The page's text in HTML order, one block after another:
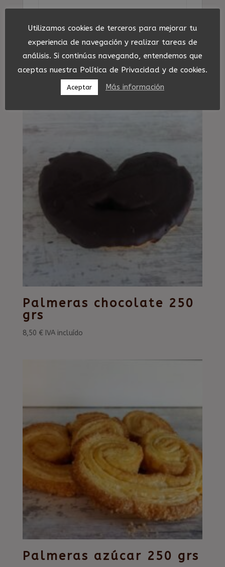
Sal (g) 0,5
Productos relacionados
Palmeras chocolate 250
grs
8,50 € IVA incluído
Palmeras azúcar 250 grs
Utilizamos cookies de terceros para mejorar tu
experiencia de navegación y realizar tareas de
análisis. Si continúas navegando, entendemos que
aceptas nuestra Política de Privacidad y de cookies.
Aceptar Más información